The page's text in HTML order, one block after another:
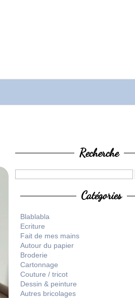
Recherche
Catégories
Blablabla
Ecriture
Fait de mes mains
Autour du papier
Broderie
Cartonnage
Couture / tricot
Dessin & peinture
Autres bricolages